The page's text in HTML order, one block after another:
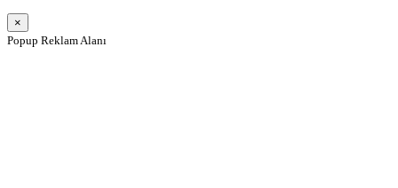
×
Popup Reklam Alanı